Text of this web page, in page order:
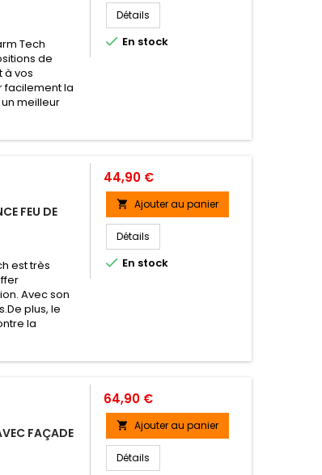
Tech
de
à vos
facilement la
meilleur
Détails
 En stock
FEU DE
est très
Avec son
plus, le
la
Prix
44,90 €
 Ajouter au panier
Détails
 En stock
FAÇADE
Prix
64,90 €
 Ajouter au panier
Détails